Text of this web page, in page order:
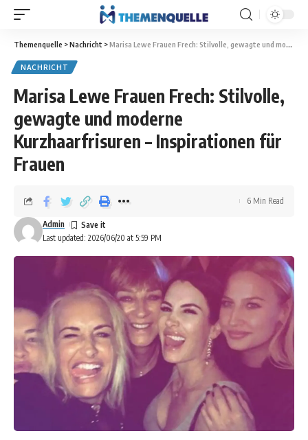
Themenquelle >Nachricht >Marisa Lewe Frauen Frech: Stilvolle, gewagte und moderne Kurzhaarfrisuren – Inspirationen für Frauen
NACHRICHT
Marisa Lewe Frauen Frech: Stilvolle,
gewagte und moderne
Kurzhaarfrisuren – Inspirationen für
Frauen
Last updated: 2026/06/20 at 5:59 PM
Admin
6 Min Read